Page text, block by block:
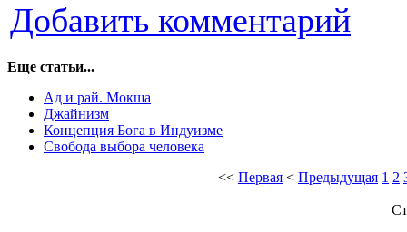
Добавить комментарий
Еще статьи...
Ад и рай. Мокша
Джайнизм
Концепция Бога в Индуизме
Свобода выбора человека
<< Первая < Предыдущая 1 2